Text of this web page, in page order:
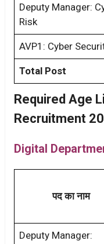
Deputy Manager:
Risk
AVP1: Cyber
Total Post
Required Age
Recruitment
Digital
पद का नाम
Deputy Manager: